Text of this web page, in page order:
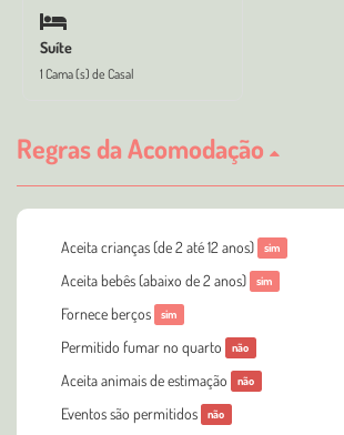
Suíte
1 Cama (s) de Casal
Regras da Acomodação
Aceita crianças (de 2 até 12 anos) sim
Aceita bebês (abaixo de 2 anos) sim
Fornece berços sim
Permitido fumar no quarto não
Aceita animais de estimação não
Eventos são permitidos não